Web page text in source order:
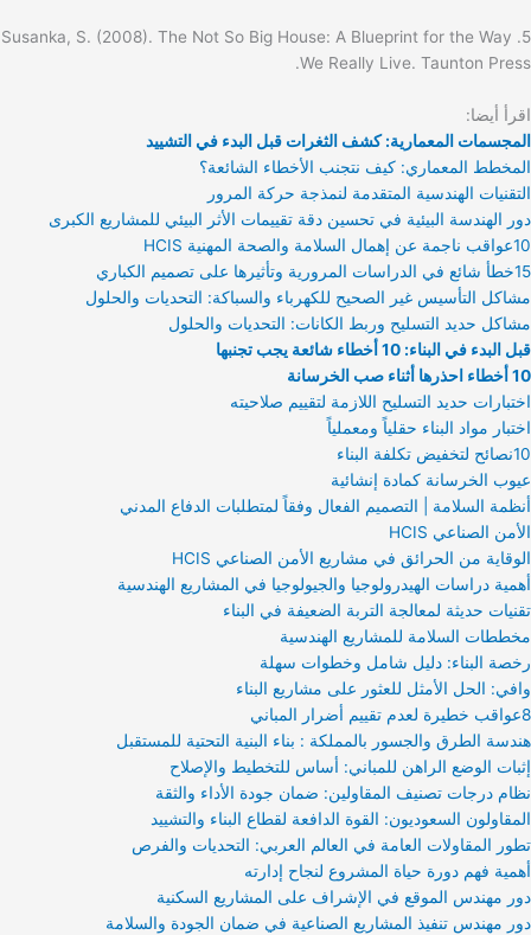
5. Susanka, S. (2008). The Not So Big House: A Blueprint for the Way
We Really Live. Taunton Press.
اقرأ أيضا:
المجسمات المعمارية: كشف الثغرات قبل البدء في التشييد
المخطط المعماري: كيف نتجنب الأخطاء الشائعة؟
التقنيات الهندسية المتقدمة لنمذجة حركة المرور
دور الهندسة البيئية في تحسين دقة تقييمات الأثر البيئي للمشاريع الكبرى
10عواقب ناجمة عن إهمال السلامة والصحة المهنية HCIS
15خطأ شائع في الدراسات المرورية وتأثيرها على تصميم الكباري
مشاكل التأسيس غير الصحيح للكهرباء والسباكة: التحديات والحلول
مشاكل حديد التسليح وربط الكانات: التحديات والحلول
قبل البدء في البناء: 10 أخطاء شائعة يجب تجنبها
10 أخطاء احذرها أثناء صب الخرسانة
اختبارات حديد التسليح اللازمة لتقييم صلاحيته
اختبار مواد البناء حقلياً ومعملياً
10نصائح لتخفيض تكلفة البناء
عيوب الخرسانة كمادة إنشائية
أنظمة السلامة | التصميم الفعال وفقاً لمتطلبات الدفاع المدني
الأمن الصناعي HCIS
الوقاية من الحرائق في مشاريع الأمن الصناعي HCIS
أهمية دراسات الهيدرولوجيا والجيولوجيا في المشاريع الهندسية
تقنيات حديثة لمعالجة التربة الضعيفة في البناء
مخططات السلامة للمشاريع الهندسية
رخصة البناء: دليل شامل وخطوات سهلة
وافي: الحل الأمثل للعثور على مشاريع البناء
8عواقب خطيرة لعدم تقييم أضرار المباني
هندسة الطرق والجسور بالمملكة : بناء البنية التحتية للمستقبل
إثبات الوضع الراهن للمباني: أساس للتخطيط والإصلاح
نظام درجات تصنيف المقاولين: ضمان جودة الأداء والثقة
المقاولون السعوديون: القوة الدافعة لقطاع البناء والتشييد
تطور المقاولات العامة في العالم العربي: التحديات والفرص
أهمية فهم دورة حياة المشروع لنجاح إدارته
دور مهندس الموقع في الإشراف على المشاريع السكنية
دور مهندس تنفيذ المشاريع الصناعية في ضمان الجودة والسلامة